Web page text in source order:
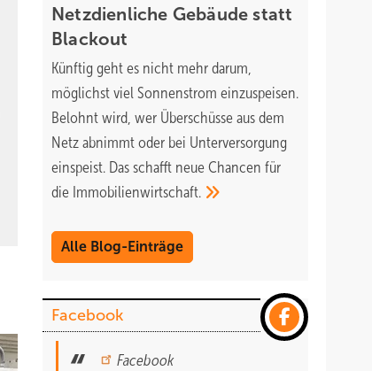
Netzdienliche Gebäude statt
Blackout
Künftig geht es nicht mehr darum,
möglichst viel Sonnenstrom einzuspeisen.
Belohnt wird, wer Überschüsse aus dem
Netz abnimmt oder bei Unterversorgung
einspeist. Das schafft neue Chancen für
die Immobilienwirtschaft.
Alle Blog-Einträge
Facebook
Facebook